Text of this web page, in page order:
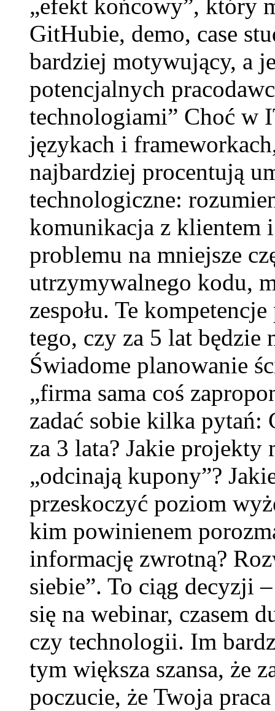
„efekt końcowy”, który
GitHubie, demo, case
bardziej motywujący, a
potencjalnych
technologiami” Choć w
językach i
najbardziej procentują
technologiczne:
komunikacja z klientem
problemu na mniejsze
utrzymywalnego kodu,
zespołu. Te
tego, czy za 5 lat
Świadome planowanie
„firma sama coś
zadać sobie kilka pytań:
za 3 lata? Jakie
„odcinają kupony”?
przeskoczyć poziom
kim powinienem
informację zwrotną?
siebie”. To ciąg decyzji
się na webinar, czasem
czy technologii. Im
tym większa szansa, że
poczucie, że Twoja